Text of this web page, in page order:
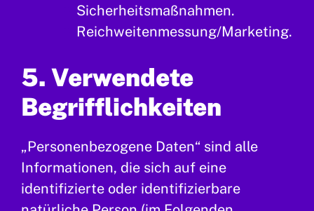
Sicherheitsmaßnahmen.
Reichweitenmessung/Marketing.
5. Verwendete
Begrifflichkeiten
„Personenbezogene Daten“ sind alle
Informationen, die sich auf eine
identifizierte oder identifizierbare